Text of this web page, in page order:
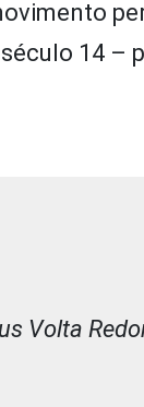
14 –
Volta